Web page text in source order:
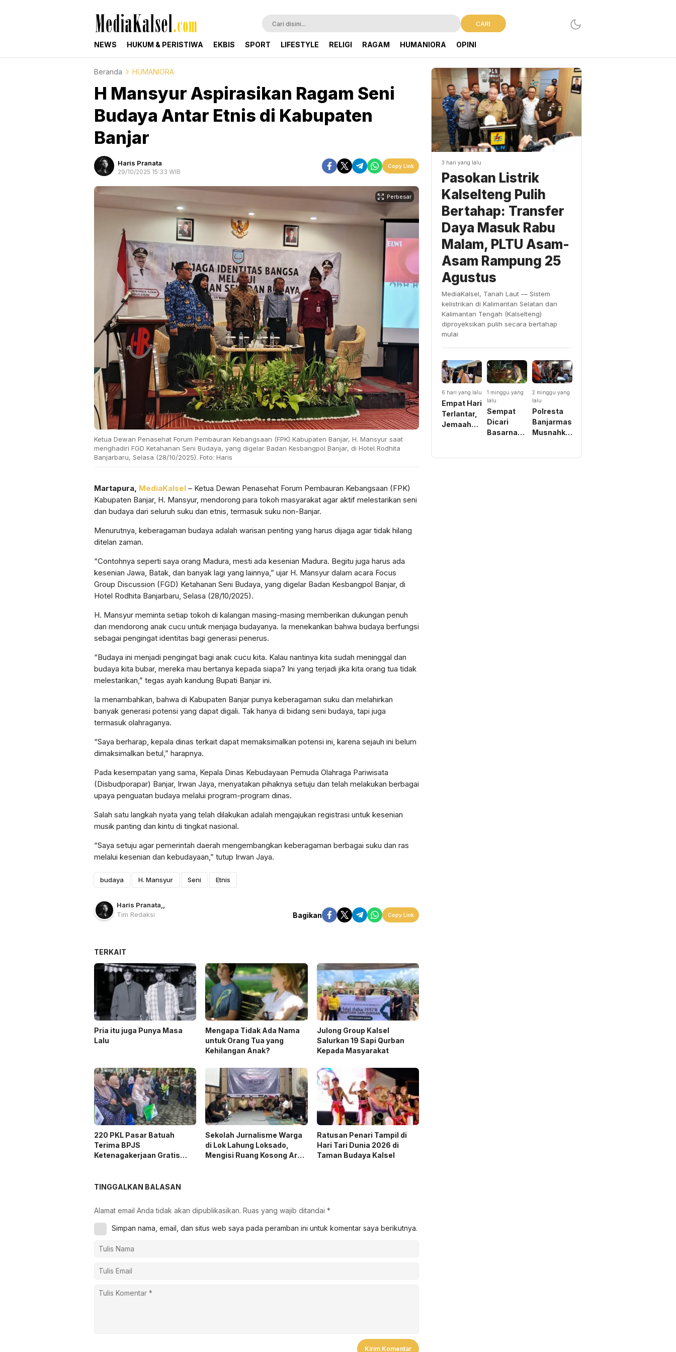
mediakalsel.com
Berita Update Banua
CARI
NEWS HUKUM & PERISTIWA EKBIS SPORT LIFESTYLE RELIGI RAGAM HUMANIORA OPINI
Beranda HUMANIORA
H Mansyur Aspirasikan Ragam Seni
Budaya Antar Etnis di Kabupaten
Banjar
Haris Pranata
29/10/2025 15:33 WIB
Copy Link
Perbesar
Ketua Dewan Penasehat Forum Pembauran Kebangsaan (FPK) Kabupaten Banjar, H. Mansyur saat
menghadiri FGD Ketahanan Seni Budaya, yang digelar Badan Kesbangpol Banjar, di Hotel Rodhita
Banjarbaru, Selasa (28/10/2025). Foto: Haris
Martapura, MediaKalsel – Ketua Dewan Penasehat Forum Pembauran Kebangsaan (FPK)
Kabupaten Banjar, H. Mansyur, mendorong para tokoh masyarakat agar aktif melestarikan seni
dan budaya dari seluruh suku dan etnis, termasuk suku non-Banjar.
Menurutnya, keberagaman budaya adalah warisan penting yang harus dijaga agar tidak hilang
ditelan zaman.
“Contohnya seperti saya orang Madura, mesti ada kesenian Madura. Begitu juga harus ada
kesenian Jawa, Batak, dan banyak lagi yang lainnya,” ujar H. Mansyur dalam acara Focus
Group Discussion (FGD) Ketahanan Seni Budaya, yang digelar Badan Kesbangpol Banjar, di
Hotel Rodhita Banjarbaru, Selasa (28/10/2025).
H. Mansyur meminta setiap tokoh di kalangan masing-masing memberikan dukungan penuh
dan mendorong anak cucu untuk menjaga budayanya. Ia menekankan bahwa budaya berfungsi
sebagai pengingat identitas bagi generasi penerus.
“Budaya ini menjadi pengingat bagi anak cucu kita. Kalau nantinya kita sudah meninggal dan
budaya kita bubar, mereka mau bertanya kepada siapa? Ini yang terjadi jika kita orang tua tidak
melestarikan,” tegas ayah kandung Bupati Banjar ini.
Ia menambahkan, bahwa di Kabupaten Banjar punya keberagaman suku dan melahirkan
banyak generasi potensi yang dapat digali. Tak hanya di bidang seni budaya, tapi juga
termasuk olahraganya.
“Saya berharap, kepala dinas terkait dapat memaksimalkan potensi ini, karena sejauh ini belum
dimaksimalkan betul,” harapnya.
Pada kesempatan yang sama, Kepala Dinas Kebudayaan Pemuda Olahraga Pariwisata
(Disbudporapar) Banjar, Irwan Jaya, menyatakan pihaknya setuju dan telah melakukan berbagai
upaya penguatan budaya melalui program-program dinas.
Salah satu langkah nyata yang telah dilakukan adalah mengajukan registrasi untuk kesenian
musik panting dan kintu di tingkat nasional.
“Saya setuju agar pemerintah daerah mengembangkan keberagaman berbagai suku dan ras
melalui kesenian dan kebudayaan,” tutup Irwan Jaya.
budaya H. Mansyur Seni Etnis
Haris Pranata,,
Tim Redaksi
Bagikan Copy Link
TERKAIT
Pria itu juga Punya Masa
Lalu
Mengapa Tidak Ada Nama
untuk Orang Tua yang
Kehilangan Anak?
Julong Group Kalsel
Salurkan 19 Sapi Qurban
Kepada Masyarakat
220 PKL Pasar Batuah
Terima BPJS
Ketenagakerjaan Gratis
Sekolah Jurnalisme Warga
di Lok Lahung Loksado,
Mengisi Ruang Kosong Arus
Ratusan Penari Tampil di
Hari Tari Dunia 2026 di
Taman Budaya Kalsel
TINGGALKAN BALASAN
Alamat email Anda tidak akan dipublikasikan. Ruas yang wajib ditandai *
Simpan nama, email, dan situs web saya pada peramban ini untuk komentar saya berikutnya.
3 hari yang lalu
Pasokan Listrik
Kalselteng Pulih
Bertahap: Transfer
Daya Masuk Rabu
Malam, PLTU Asam-
Asam Rampung 25
Agustus
MediaKalsel, Tanah Laut — Sistem
kelistrikan di Kalimantan Selatan dan
Kalimantan Tengah (Kalselteng)
diproyeksikan pulih secara bertahap
mulai
6 hari yang lalu
Empat Hari
Terlantar,
Jemaah
Tour
1 minggu yang
lalu
Sempat
Dicari
Basarnas
2 minggu yang
lalu
Polresta
Banjarmasin
Musnahkan